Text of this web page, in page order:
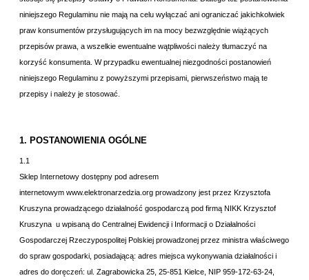
niniejszego Regulaminu nie mają na celu wyłączać ani ograniczać jakichkolwiek
praw konsumentów przysługujących im na mocy bezwzględnie wiążących
przepisów prawa, a wszelkie ewentualne wątpliwości należy tłumaczyć na
korzyść konsumenta. W przypadku ewentualnej niezgodności postanowień
niniejszego Regulaminu z powyższymi przepisami, pierwszeństwo mają te
przepisy i należy je stosować.
1. POSTANOWIENIA OGÓLNE
1.1
Sklep Internetowy dostępny pod adresem
internetowym www.elektronarzedzia.org prowadzony jest przez Krzysztofa
Kruszyna prowadzącego działalność gospodarczą pod firmą NIKK Krzysztof
Kruszyna u wpisaną do Centralnej Ewidencji i Informacji o Działalności
Gospodarczej Rzeczypospolitej Polskiej prowadzonej przez ministra właściwego
do spraw gospodarki, posiadającą: adres miejsca wykonywania działalności i
adres do doręczeń: ul. Zagrabowicka 25, 25-851 Kielce , NIP 959-172-63-24